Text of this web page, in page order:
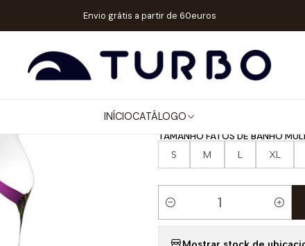
INÍCIOCATÁLOGO
Envio grátis a partir de 60euros
FATOS DE BANHO ALÇA LARGA FATO DE BANHO
FATO DE
COMIC KAN
TAMANHO FATOS DE BANHO
S M L XL
Quantidade